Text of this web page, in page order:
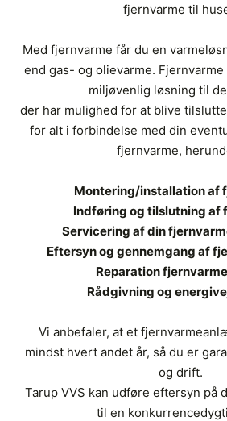
fjernvarme til
Med fjernvarme får du en
end gas- og olievarme.
miljøvenlig løsning til
der har mulighed for at blive
for alt i forbindelse med din
fjernvarme,
​Montering/installation af
Indføring og tilslutning af
Servicering af din
Eftersyn og gennemgang af
Reparation
Rådgivning og
Vi anbefaler, at et
mindst hvert andet år, så du er
og drift.
Tarup VVS kan udføre eftersyn på
til en